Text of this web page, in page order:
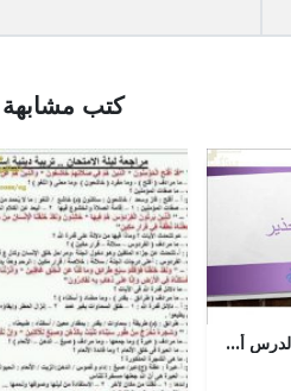
كتب مشابهة
ملخص ومراجعة نهائية لدرس أسلوب الإغراء والتحذير مع أسئلة هامة ومتوقعة (لغة عربية) الثاني عشر